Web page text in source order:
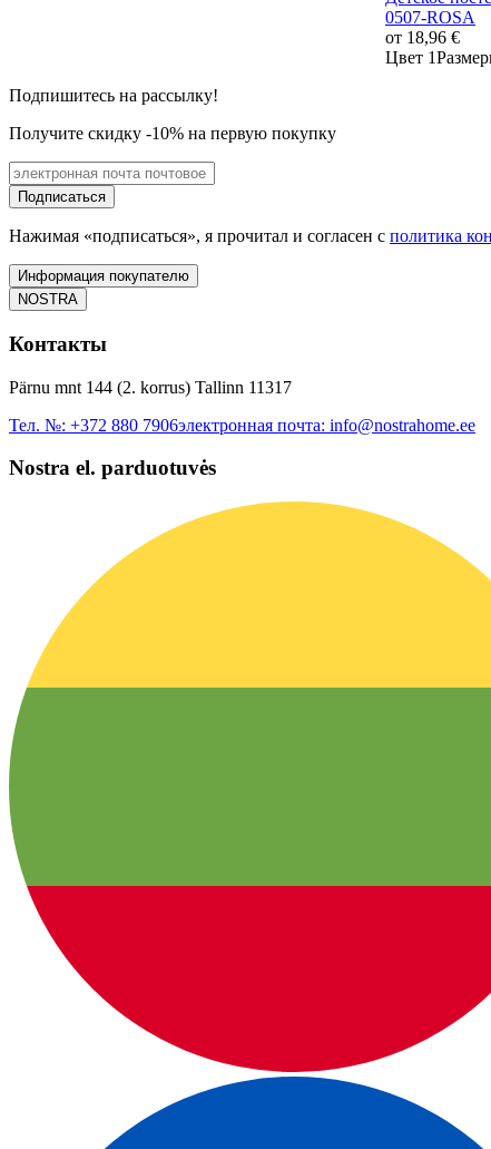
0507-ROSA
от 18,96 €
Цвет 1
Подпишитесь на рассылку!
Получите скидку -10% на первую покупку
Подписаться
Нажимая «подписаться», я прочитал и согласен с политика
Информация покупателю
NOSTRA
Контакты
Pärnu mnt 144 (2. korrus) Tallinn 11317
Тел. №: +372 880 7906электронная почта: info@nostrahome.ee
Nostra el. parduotuvės